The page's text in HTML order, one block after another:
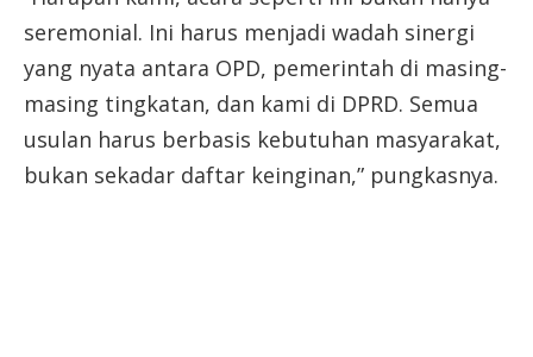
seremonial. Ini harus menjadi wadah sinergi
yang nyata antara OPD, pemerintah di masing-
masing tingkatan, dan kami di DPRD. Semua
usulan harus berbasis kebutuhan masyarakat,
bukan sekadar daftar keinginan,” pungkasnya.